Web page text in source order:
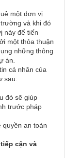
một đơn vị
và khi đó
này để tiến
một thỏa thuận
những thông
án.
cá nhân của
sau:
đó sẽ giúp
trước pháp
quyền an toàn
cận và